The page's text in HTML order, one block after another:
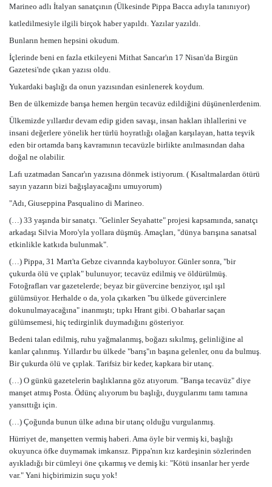
Marineo adlı İtalyan sanatçının (Ülkesinde Pippa Bacca adıyla tanınıyor)
katledilmesiyle ilgili birçok haber yapıldı. Yazılar yazıldı.
Bunların hemen hepsini okudum.
İçlerinde beni en fazla etkileyeni Mithat Sancar'ın 17 Nisan'da Birgün
Gazetesi'nde çıkan yazısı oldu.
Yukardaki başlığı da onun yazısından esinlenerek koydum.
Ben de ülkemizde barışa hemen hergün tecavüz edildiğini düşünenlerdenim.
Ülkemizde yıllardır devam edip giden savaşı, insan hakları ihlallerini ve
insani değerlere yönelik her türlü hoyratlığı olağan karşılayan, hatta teşvik
eden bir ortamda barış kavramının tecavüzle birlikte anılmasından daha
doğal ne olabilir.
Lafı uzatmadan Sancar'ın yazısına dönmek istiyorum. ( Kısaltmalardan ötürü
sayın yazarın bizi bağışlayacağını umuyorum)
"Adı, Giuseppina Pasqualino di Marineo.
(…) 33 yaşında bir sanatçı. "Gelinler Seyahatte" projesi kapsamında, sanatçı
arkadaşı Silvia Moro'yla yollara düşmüş. Amaçları, "dünya barışına sanatsal
etkinlikle katkıda bulunmak".
(…) Pippa, 31 Mart'ta Gebze civarında kayboluyor. Günler sonra, "bir
çukurda ölü ve çıplak" bulunuyor; tecavüz edilmiş ve öldürülmüş.
Fotoğrafları var gazetelerde; beyaz bir güvercine benziyor, ışıl ışıl
gülümsüyor. Herhalde o da, yola çıkarken "bu ülkede güvercinlere
dokunulmayacağına" inanmıştı; tıpkı Hrant gibi. O baharlar saçan
gülümsemesi, hiç tedirginlik duymadığını gösteriyor.
Bedeni talan edilmiş, ruhu yağmalanmış, boğazı sıkılmış, gelinliğine al
kanlar çalınmış. Yıllardır bu ülkede "barış"ın başına gelenler, onu da bulmuş.
Bir çukurda ölü ve çıplak. Tarifsiz bir keder, kapkara bir utanç.
(…) O günkü gazetelerin başlıklarına göz atıyorum. "Barışa tecavüz" diye
manşet atmış Posta. Ödünç alıyorum bu başlığı, duygularımı tamı tamına
yansıttığı için.
(…) Çoğunda bunun ülke adına bir utanç olduğu vurgulanmış.
Hürriyet de, manşetten vermiş haberi. Ama öyle bir vermiş ki, başlığı
okuyunca öfke duymamak imkansız. Pippa'nın kız kardeşinin sözlerinden
ayıkladığı bir cümleyi öne çıkarmış ve demiş ki: "Kötü insanlar her yerde
var." Yani hiçbirimizin suçu yok!